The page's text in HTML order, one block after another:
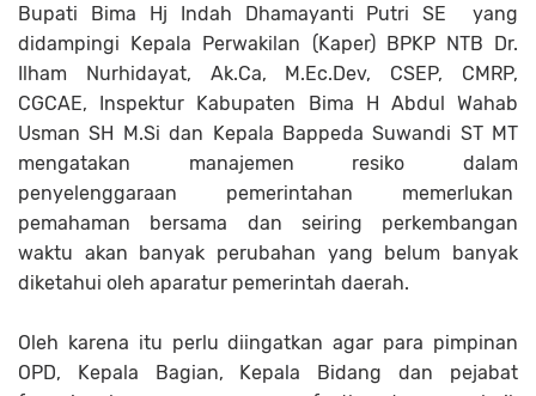
Bupati Bima Hj Indah Dhamayanti Putri SE yang
didampingi Kepala Perwakilan (Kaper) BPKP NTB Dr.
Ilham Nurhidayat, Ak.Ca, M.Ec.Dev, CSEP, CMRP,
CGCAE, Inspektur Kabupaten Bima H Abdul Wahab
Usman SH M.Si dan Kepala Bappeda Suwandi ST MT
mengatakan manajemen resiko dalam
penyelenggaraan pemerintahan memerlukan
pemahaman bersama dan seiring perkembangan
waktu akan banyak perubahan yang belum banyak
diketahui oleh aparatur pemerintah daerah.
Oleh karena itu perlu diingatkan agar para pimpinan
OPD, Kepala Bagian, Kepala Bidang dan pejabat